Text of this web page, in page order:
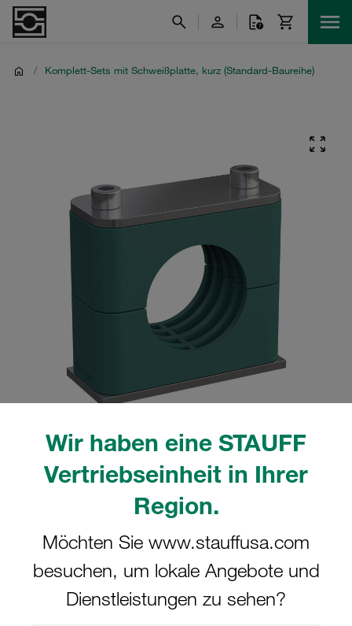
Wir haben eine STAUFF
Vertriebseinheit in Ihrer
Region.
Möchten Sie www.stauffusa.com
besuchen, um lokale Angebote und
Dienstleistungen zu sehen?
/ Komplett-Sets mit Schweißplatte, kurz (Standard-Baureihe)
tatsächlichen Produkt abweichen.
Mehr anzeigen
Komplettschelle Standard-Baureihe Gr.
2 Ø13,5mm Polypropylen W10 gerippt,
mit Vorspannung Anschweißpl., kurz
Deckpl., IS-Schraube